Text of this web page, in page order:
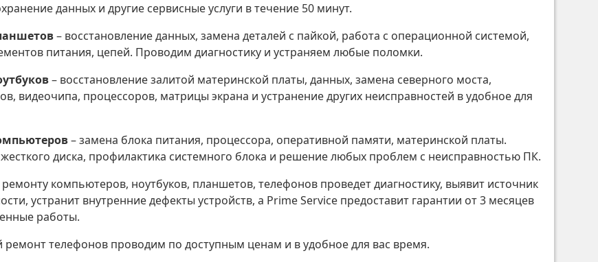
данных и другие сервисные услуги в течение 50 минут.
– восстановление данных, замена деталей с пайкой, работа с операционной системой,
питания, цепей. Проводим диагностику и устраняем любые поломки.
– восстановление залитой материнской платы, данных, замена северного моста,
видеочипа, процессоров, матрицы экрана и устранение других неисправностей в удобное для
– замена блока питания, процессора, оперативной памяти, материнской платы.
диска, профилактика системного блока и решение любых проблем с неисправностью ПК.
компьютеров, ноутбуков, планшетов, телефонов проведет диагностику, выявит источник
устранит внутренние дефекты устройств, а Prime Service предоставит гарантии от 3 месяцев
работы.
ремонт телефонов проводим по доступным ценам и в удобное для вас время.